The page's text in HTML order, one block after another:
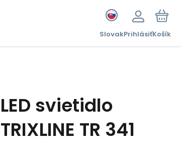
SlovakPrihlásiťKošík
LED svietidlo
TRIXLINE TR 341